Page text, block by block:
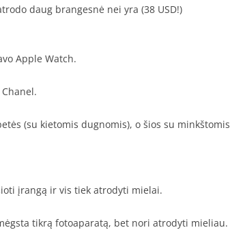
daug brangesnė nei yra (38 USD!)
Apple Watch.
Chanel.
(su kietomis dugnomis), o šios su minkštomis
įrangą ir vis tiek atrodyti mielai.
tikrą fotoaparatą, bet nori atrodyti mieliau.